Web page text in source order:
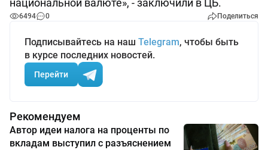
национальной валюте», - заключили в ЦБ.
6494 0 Поделиться
Подписывайтесь на наш Telegram, чтобы быть
в курсе последних новостей.
Перейти
Рекомендуем
Автор идеи налога на проценты по
вкладам выступил с разъяснением